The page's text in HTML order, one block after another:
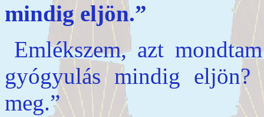
mindig eljön.”
Emlékszem, azt
gyógyulás mindig
meg.”